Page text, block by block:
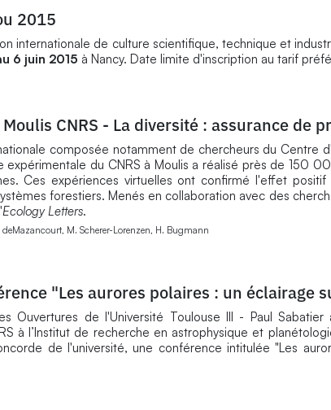
2015
internationale de culture scientifique, technique et
6 juin 2015 à Nancy. Date limite d'inscription au tarif
Moulis CNRS - La diversité : assurance de
composée notamment de chercheurs du Centre
expérimentale du CNRS à Moulis a réalisé près de 150
Ces expériences virtuelles ont confirmé l'effet
forestiers. Menés en collaboration avec des
Ecology Letters.
M. Scherer-Lorenzen, H. Bugmann
"Les aurores polaires : un éclairage
Ouvertures de l'Université Toulouse III - Paul
à l’Institut de recherche en astrophysique et
de l'université, une conférence intitulée "Les